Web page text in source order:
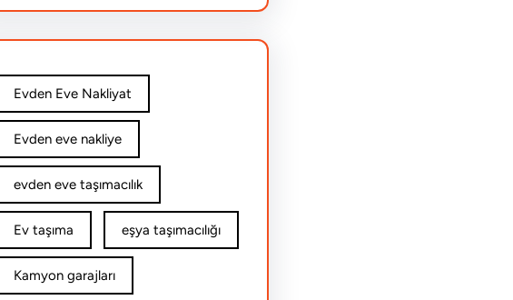
Evden Eve Nakliyat
Evden eve nakliye
evden eve taşımacılık
Ev taşıma eşya taşımacılığı
Kamyon garajları